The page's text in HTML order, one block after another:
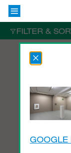
FILTER &
GOOGLE